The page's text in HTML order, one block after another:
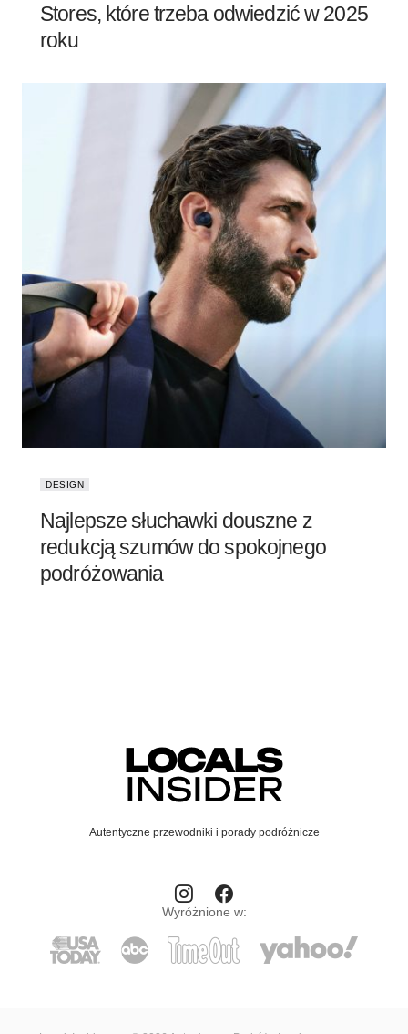
Stores, które trzeba odwiedzić w 2025
roku
DESIGN
Najlepsze słuchawki douszne z
redukcją szumów do spokojnego
podróżowania
Autentyczne przewodniki i porady podróżnicze
Wyróżnione w: